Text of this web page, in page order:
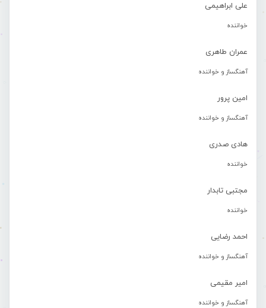
علی ابراهیمی
خواننده
عمران طاهری
آهنگساز و خواننده
امین پرور
آهنگساز و خواننده
هادی صدری
خواننده
مجتبی تابدار
خواننده
احمد رضایی
آهنگساز و خواننده
امیر مقیمی
آهنگساز و خواننده